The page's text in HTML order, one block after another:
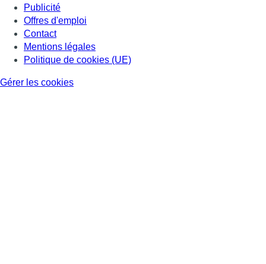
Publicité
Offres d'emploi
Contact
Mentions légales
Politique de cookies (UE)
Gérer les cookies